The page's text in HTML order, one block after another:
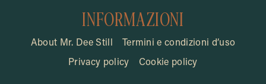
INFORMAZIONI
About Mr. Dee Still Termini e condizioni d’uso
Privacy policy Cookie policy